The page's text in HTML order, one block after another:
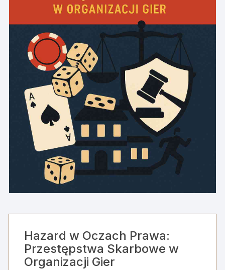
Hazard w Oczach Prawa:
Przestępstwa Skarbowe w
Organizacji Gier